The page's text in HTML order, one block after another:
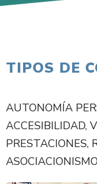
TIPOS DE
AUTONOMÍA
ACCESIBILIDAD,
PRESTACIONES,